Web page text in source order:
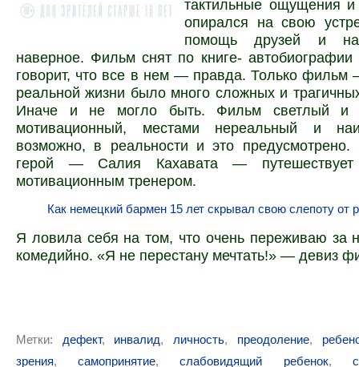
тактильные ощущения
опирался на свою
помощь друзей и на
наверное. Фильм снят по книге-
говорит, что все в нем — правда. Только
реальной жизни было много сложных и
Иначе и не могло быть. Фильм светлый и
мотивационный, местами нереальный и
возможно, в реальности и это предусмотрено.
герой — Салия Кахавата —
мотивационным тренером.
Как немецкий бармен 15 лет скрывал свою слепоту от
Я ловила себя на том, что очень переживаю за
комедийно. «Я не перестану мечтать!» — девиз
Метки: дефект, инвалид, личность, преодоление,
зрения,самопринятие,слабовидящий ребенок,